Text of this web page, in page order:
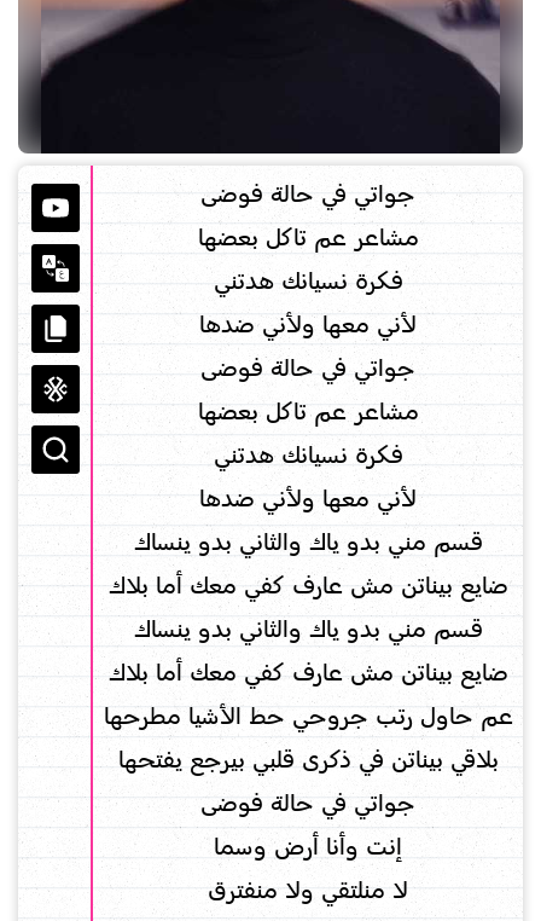
جواتي في حالة فوضى
مشاعر عم تاكل بعضها
فكرة نسيانك هدتني
لأني معها ولأني ضدها
جواتي في حالة فوضى
مشاعر عم تاكل بعضها
فكرة نسيانك هدتني
لأني معها ولأني ضدها
قسم مني بدو ياك والثاني بدو ينساك
ضايع بيناتن مش عارف كفي معك أما بلاك
قسم مني بدو ياك والثاني بدو ينساك
ضايع بيناتن مش عارف كفي معك أما بلاك
عم حاول رتب جروحي حط الأشيا مطرحها
بلاقي بيناتن في ذكرى قلبي بيرجع يفتحها
جواتي في حالة فوضى
إنت وأنا أرض وسما
لا منلتقي ولا منفترق